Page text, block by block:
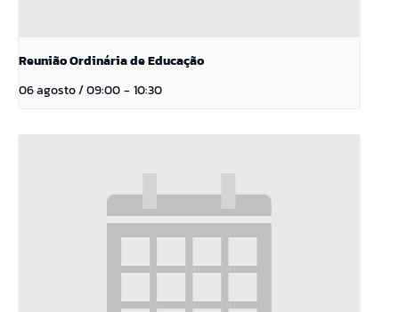
Reunião Ordinária de Educação
06 agosto / 09:00- 10:30